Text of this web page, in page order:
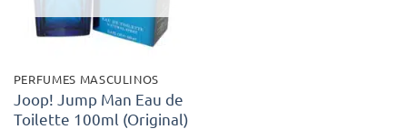
PERFUMES MASCULINOS
Joop! Jump Man Eau de
Toilette 100ml (Original)